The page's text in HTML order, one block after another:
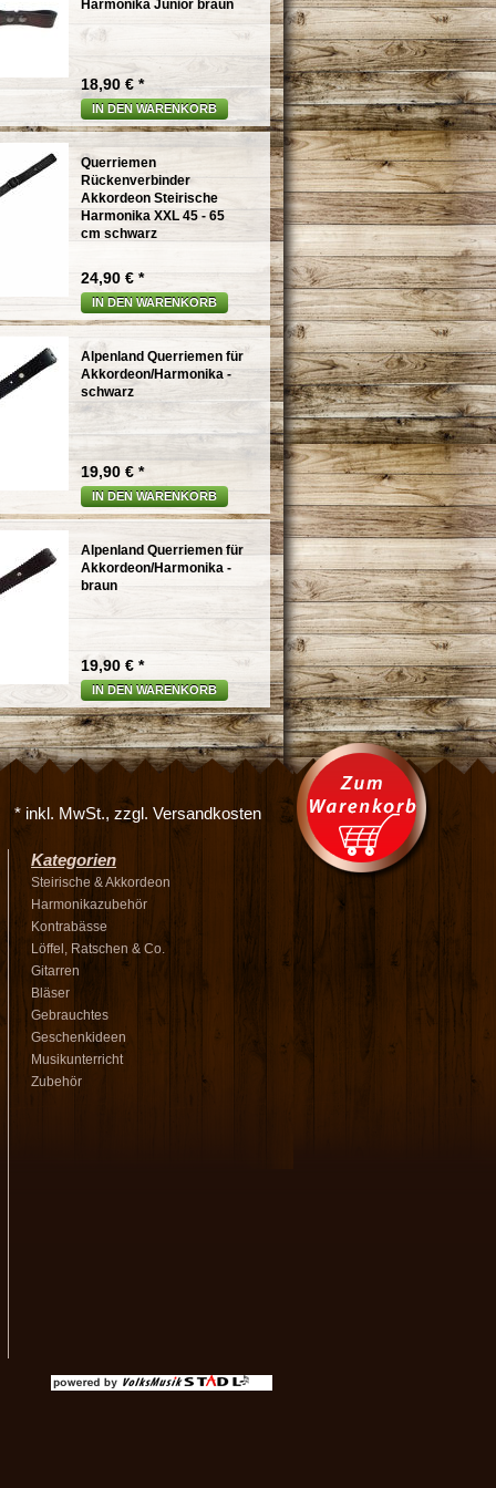
Harmonika Junior braun
18,90 € *
IN DEN WARENKORB
Querriemen
Rückenverbinder
Akkordeon Steirische
Harmonika XXL 45 - 65
cm schwarz
24,90 € *
IN DEN WARENKORB
Alpenland Querriemen für
Akkordeon/Harmonika -
schwarz
19,90 € *
IN DEN WARENKORB
Alpenland Querriemen für
Akkordeon/Harmonika -
braun
19,90 € *
IN DEN WARENKORB
* inkl. MwSt., zzgl. Versandkosten
Kategorien
Steirische & Akkordeon
Harmonikazubehör
Kontrabässe
Löffel, Ratschen & Co.
Gitarren
Bläser
Gebrauchtes
Geschenkideen
Musikunterricht
Zubehör